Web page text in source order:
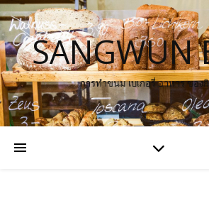
SANGWUN
การทำขนม เบเกอรี่ อาหาร ของ